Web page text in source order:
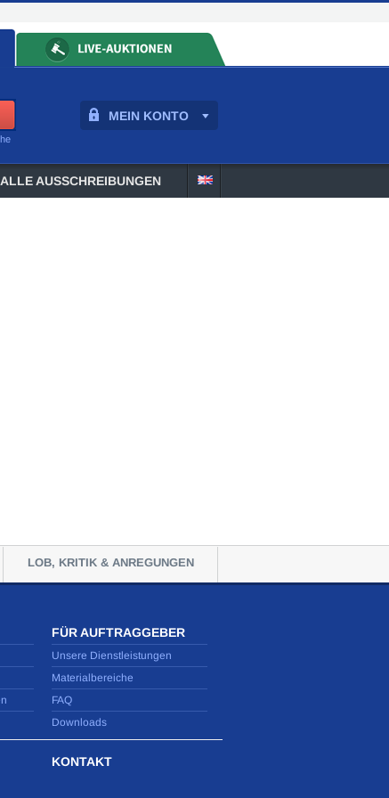
MEIN KONTO
ALLE AUSSCHREIBUNGEN
LOB, KRITIK & ANREGUNGEN
FÜR AUFTRAGGEBER
Unsere Dienstleistungen
Materialbereiche
FAQ
Downloads
KONTAKT